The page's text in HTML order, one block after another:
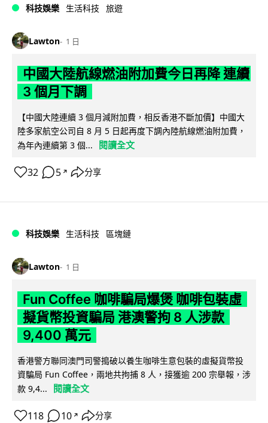
科技娛樂 生活科技 旅遊
Lawton 1 日
中國大陸航線燃油附加費今日再降 連續
3 個月下調
【中國大陸連續 3 個月減附加費，相反香港不斷加價】中國大
陸多家航空公司自 8 月 5 日起再度下調內陸航線燃油附加費，
為年內連續第 3 個...
閱讀全文
32 5 ↗ 分享
科技娛樂 生活科技 區塊鏈
Lawton 1 日
Fun Coffee 咖啡騙局爆煲 咖啡包裝虛
擬貨幣投資騙局 港澳警拘 8 人涉款
9,400 萬元
香港警方聯同澳門司警搗破以養生咖啡生意包裝的虛擬貨幣投
資騙局 Fun Coffee，兩地共拘捕 8 人，接獲逾 200 宗舉報，涉
款 9,4...
閱讀全文
118 10 ↗ 分享